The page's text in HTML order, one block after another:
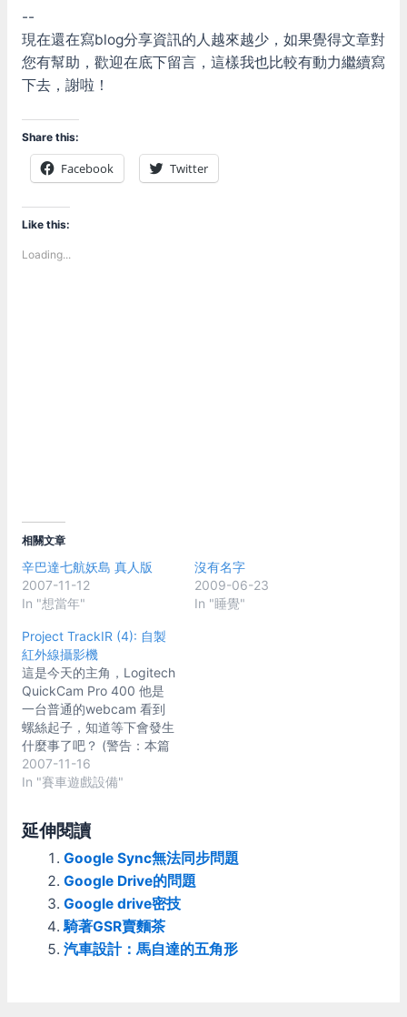
--
現在還在寫blog分享資訊的人越來越少，如果覺得文章對
您有幫助，歡迎在底下留言，這樣我也比較有動力繼續寫
下去，謝啦！
Share this:
Facebook Twitter
Like this:
Loading...
相關文章
辛巴達七航妖島 真人版
2007-11-12
In "想當年"
沒有名字
2009-06-23
In "睡覺"
Project TrackIR (4): 自製
紅外線攝影機
這是今天的主角，Logitech
QuickCam Pro 400 他是
一台普通的webcam 看到
螺絲起子，知道等下會發生
什麼事了吧？ (警告：本篇
文章內含大量暴力及裸露內
容，未滿十八歲請勿觀賞)
照片來看看 跟之前一樣的
麵包板，上面的是普通紅色
LED 左邊一顆是高亮白光
LED，右邊三顆是IR LED
雖然是能看到IR的光線沒
錯，但可明顯看出左邊的高
亮白光LED遠比右邊三顆IR
LED亮的多 依之前實驗的經
2007-11-16
In "賽車遊戲設備"
延伸閱讀
Google Sync無法同步問題
Google Drive的問題
Google drive密技
騎著GSR賣麵茶
汽車設計：馬自達的五角形